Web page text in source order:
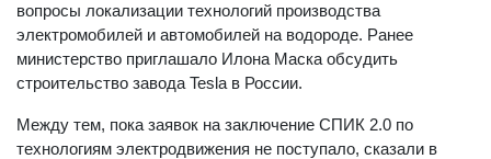
вопросы локализации технологий производства
электромобилей и автомобилей на водороде. Ранее
министерство приглашало Илона Маска обсудить
строительство завода Tesla в России.
Между тем, пока заявок на заключение СПИК 2.0 по
технологиям электродвижения не поступало, сказали в